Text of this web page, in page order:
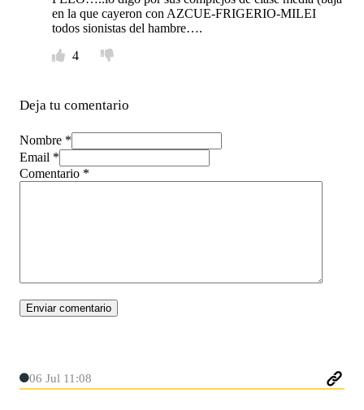
en la que cayeron con AZCUE-FRIGERIO-MILEI
todos sionistas del hambre….
4
Deja tu comentario
Nombre *
Email *
Comentario *
06 Jul 11:08